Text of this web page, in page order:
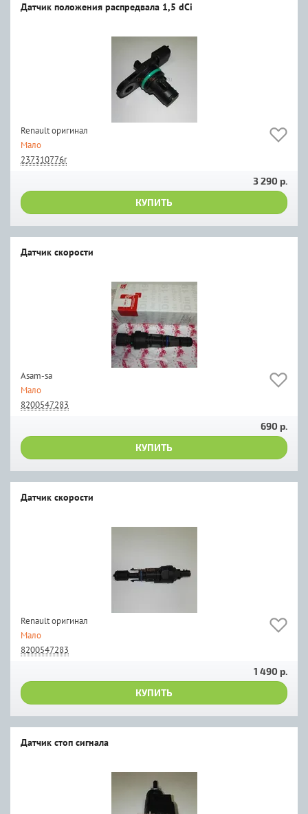
Датчик положения распредвала 1,5 dCi
Renault оригинал
Мало
237310776r
3 290 р.
КУПИТЬ
Датчик скорости
Asam-sa
Мало
8200547283
690 р.
КУПИТЬ
Датчик скорости
Renault оригинал
Мало
8200547283
1 490 р.
КУПИТЬ
Датчик стоп сигнала